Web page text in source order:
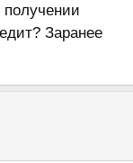
Заранее